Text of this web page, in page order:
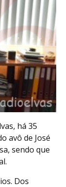
há 35
avô de José
sendo que
Dos